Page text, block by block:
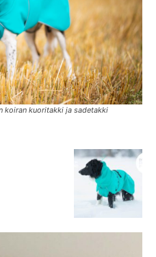
koiran kuoritakki ja sadetakki